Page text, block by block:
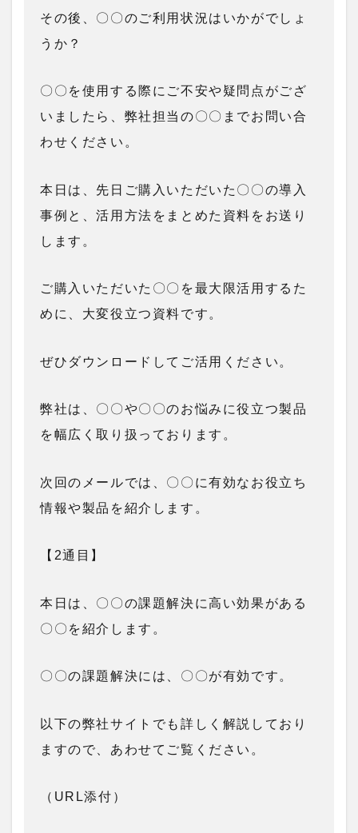
その後、〇〇のご利用状況はいかがでしょ
うか？
〇〇を使用する際にご不安や疑問点がござ
いましたら、弊社担当の〇〇までお問い合
わせください。
本日は、先日ご購入いただいた〇〇の導入
事例と、活用方法をまとめた資料をお送り
します。
ご購入いただいた〇〇を最大限活用するた
めに、大変役立つ資料です。
ぜひダウンロードしてご活用ください。
弊社は、〇〇や〇〇のお悩みに役立つ製品
を幅広く取り扱っております。
次回のメールでは、〇〇に有効なお役立ち
情報や製品を紹介します。
【2通目】
本日は、〇〇の課題解決に高い効果がある
〇〇を紹介します。
〇〇の課題解決には、〇〇が有効です。
以下の弊社サイトでも詳しく解説しており
ますので、あわせてご覧ください。
（URL添付）